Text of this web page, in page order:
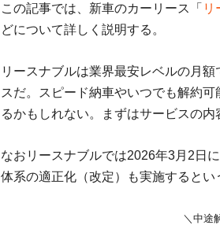
この記事では、新車のカーリース「 リ
どについて詳しく説明する。
リースナブルは業界最安レベルの月
スだ。スピード納車やいつでも解約
るかもしれない。まずはサービスの
なおリースナブルでは2026年3月2日
体系の適正化（改定）も実施するとい
＼中途